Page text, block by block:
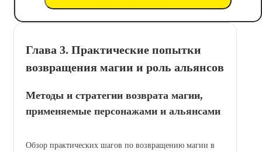
Глава 3. Практические попытки
возвращения магии и роль альянсов
Методы и стратегии возврата магии,
применяемые персонажами и альянсами
Обзор практических шагов по возвращению магии в